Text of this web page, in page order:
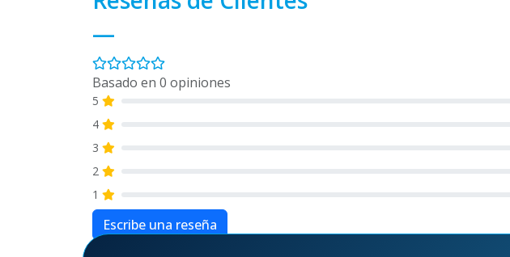
—
Basado en 0 opiniones
5
4
3
2
1
Escribe una reseña